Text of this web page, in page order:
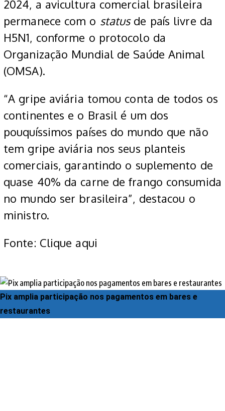
2024, a avicultura comercial brasileira
permanece com o statusde país livre da
H5N1, conforme o protocolo da
Organização Mundial de Saúde Animal
(OMSA).
“A gripe aviária tomou conta de todos os
continentes e o Brasil é um dos
pouquíssimos países do mundo que não
tem gripe aviária nos seus planteis
comerciais, garantindo o suplemento de
quase 40% da carne de frango consumida
no mundo ser brasileira”, destacou o
ministro.
Fonte: Clique aqui
Pix amplia participação nos pagamentos em bares e
restaurantes